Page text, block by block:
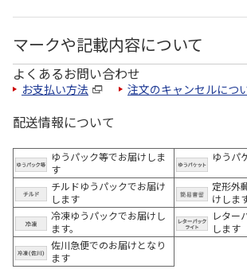
マークや記載内容について
よくあるお問い合わせ
お支払い方法 注文のキャンセルにつ
配送情報について
ゆうパック等でお届けしま
す
ゆうパ
チルドゆうパックでお届け
します
定形外
けしま
冷凍ゆうパックでお届けし
ます。
レター
します
佐川急便でのお届けとなり
ます